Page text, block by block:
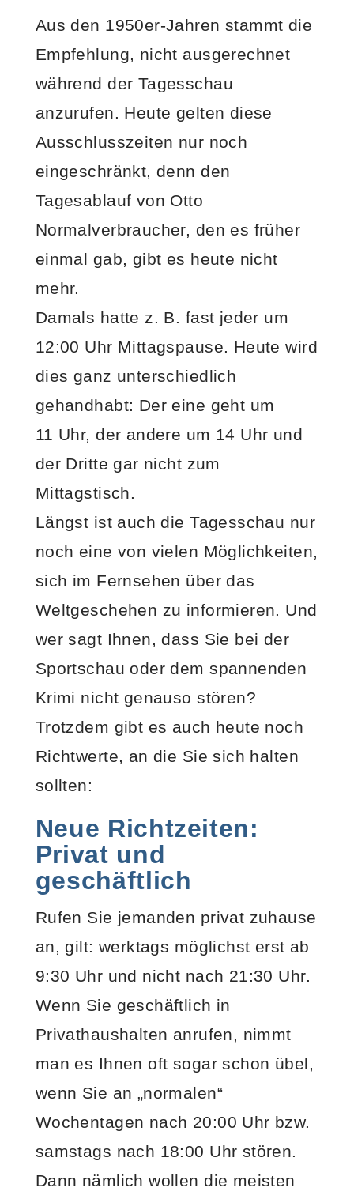
Aus den 1950er-Jahren stammt die
Empfehlung, nicht ausgerechnet
während der Tagesschau
anzurufen. Heute gelten diese
Ausschlusszeiten nur noch
eingeschränkt, denn den
Tagesablauf von Otto
Normalverbraucher, den es früher
einmal gab, gibt es heute nicht
mehr.
Damals hatte z. B. fast jeder um
12:00 Uhr Mittagspause. Heute wird
dies ganz unterschiedlich
gehandhabt: Der eine geht um
11 Uhr, der andere um 14 Uhr und
der Dritte gar nicht zum
Mittagstisch.
Längst ist auch die Tagesschau nur
noch eine von vielen Möglichkeiten,
sich im Fernsehen über das
Weltgeschehen zu informieren. Und
wer sagt Ihnen, dass Sie bei der
Sportschau oder dem spannenden
Krimi nicht genauso stören?
Trotzdem gibt es auch heute noch
Richtwerte, an die Sie sich halten
sollten:
Neue Richtzeiten:
Privat und
geschäftlich
Rufen Sie jemanden privat zuhause
an, gilt: werktags möglichst erst ab
9:30 Uhr und nicht nach 21:30 Uhr.
Wenn Sie geschäftlich in
Privathaushalten anrufen, nimmt
man es Ihnen oft sogar schon übel,
wenn Sie an „normalen“
Wochentagen nach 20:00 Uhr bzw.
samstags nach 18:00 Uhr stören.
Dann nämlich wollen die meisten